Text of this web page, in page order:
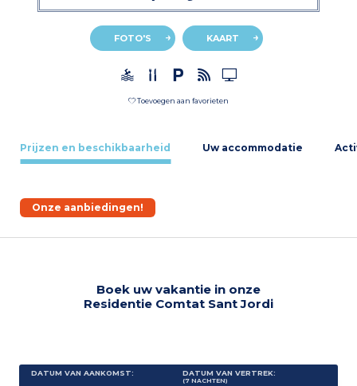
FOTO'S KAART
Toevoegen aan favorieten
Prijzen en beschikbaarheid Uw accommodatie
Onze aanbiedingen!
Boek uw vakantie in onze
Residentie Comtat Sant Jordi
DATUM VAN AANKOMST: DATUM VAN VERTREK:
(7 NACHTEN)